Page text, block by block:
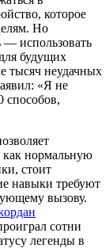
которое
Но
— использовать
будущих
тысяч неудачных
«Я не
способов,
как нормальную
стоит
навыки требуют
вызову.
сотни
легенды в